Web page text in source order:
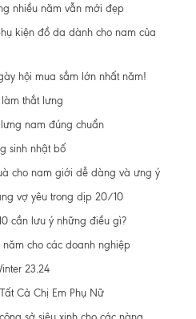
nhiều năm vẫn mới đẹp
kiện đồ da dành cho nam của
hội mua sắm lớn nhất năm!
thắt lưng
nam đúng chuẩn
sinh nhật bố
cho nam giới dễ dàng và ưng ý
vợ yêu trong dịp 20/10
cần lưu ý những điều gì?
cho các doanh nghiệp
23.24
Cả Chị Em Phụ Nữ